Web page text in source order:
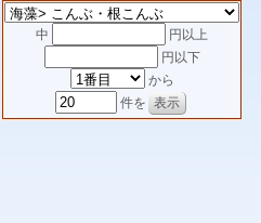
中
円以上
円以下
から
件を